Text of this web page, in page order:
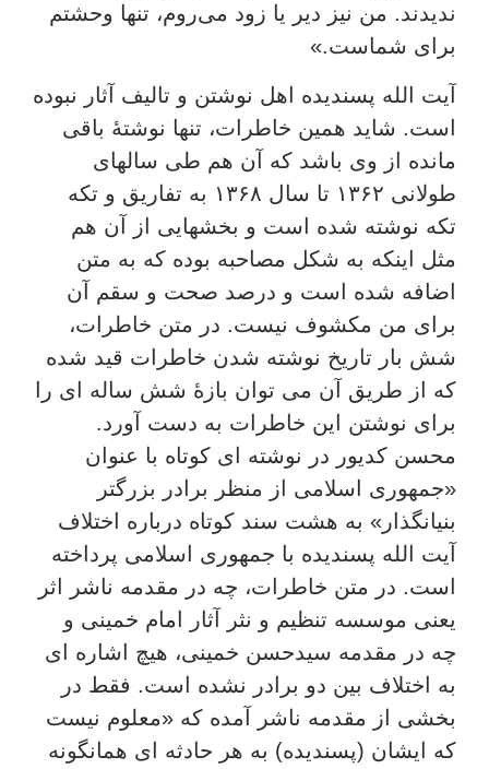
ندیدند. من نیز دیر یا زود می‌روم، تنها وحشتم
برای شماست.»
آیت الله پسندیده اهل نوشتن و تالیف آثار نبوده
است. شاید همین خاطرات، تنها نوشتۀ باقی
مانده از وی باشد که آن هم طی سالهای
طولانی ۱۳۶۲ تا سال ۱۳۶۸ به تفاریق و تکه
تکه نوشته شده است و بخشهایی از آن هم
مثل اینکه به شکل مصاحبه بوده که به متن
اضافه شده است و درصد صحت و سقم آن
برای من مکشوف نیست. در متن خاطرات،
شش بار تاریخ نوشته شدن خاطرات قید شده
که از طریق آن می توان بازۀ شش ساله ای را
برای نوشتن این خاطرات به دست آورد.
محسن کدیور در نوشته ای کوتاه با عنوان
«جمهوری اسلامی از منظر برادر بزرگتر
بنیانگذار» به هشت سند کوتاه درباره اختلاف
آیت الله پسندیده با جمهوری اسلامی پرداخته
است. در متن خاطرات، چه در مقدمه ناشر اثر
یعنی موسسه تنظیم و نثر آثار امام خمینی و
چه در مقدمه سیدحسن خمینی، هیچ اشاره ای
به اختلاف بین دو برادر نشده است. فقط در
بخشی از مقدمه ناشر آمده که «معلوم نیست
که ایشان (پسندیده) به هر حادثه ای همانگونه